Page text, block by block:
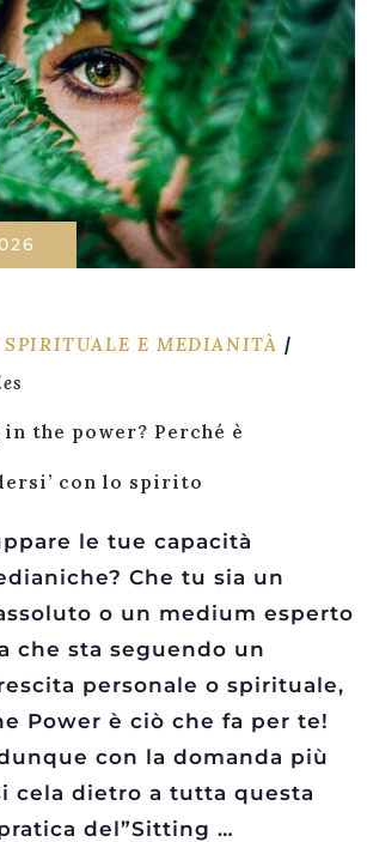
SPIRITUALE E MEDIANITÀ
the power? Perché è
con lo spirito
le tue capacità
Che tu sia un
o un medium esperto
che sta seguendo un
personale o spirituale,
Power è ciò che fa per te!
con la domanda più
cela dietro a tutta questa
del”Sitting …